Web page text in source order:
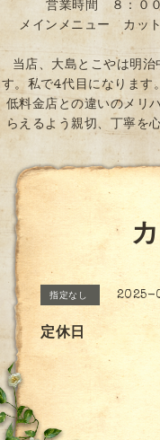
営業時間 ８：０
メインメニュー カッ
当店、大島とこやは明
す。私で4代目になります
低料金店との違いのメリ
らえるよう親切、丁寧を
指定なし 2025-
定休日